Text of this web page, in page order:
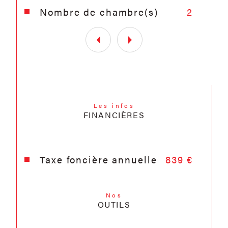
Nombre de chambre(s) 2
Les infos
FINANCIÈRES
Taxe foncière annuelle 839 €
Nos
OUTILS